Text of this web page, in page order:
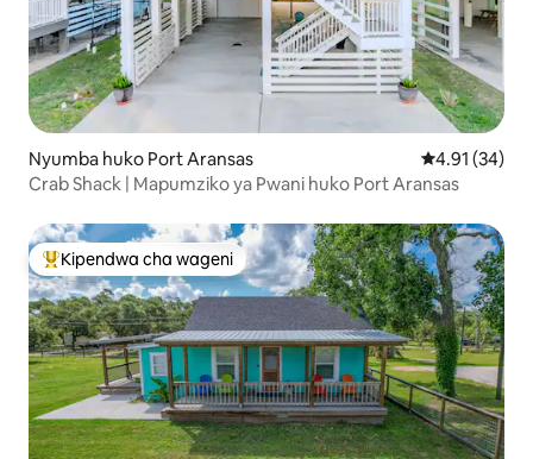
Nyumba huko Port Aransas Ukadiriaji wa
4.91 (34)
Crab Shack | Mapumziko ya Pwani huko Port Aransas
Kipendwa maarufu cha wageni
Kipendwa cha wageni